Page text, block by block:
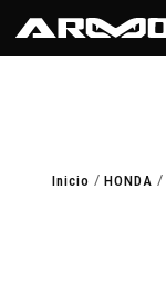
Inicio / HONDA /